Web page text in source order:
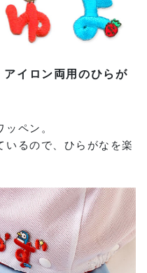
イロン両用のひらが
ペン。
いるので、ひらがなを楽